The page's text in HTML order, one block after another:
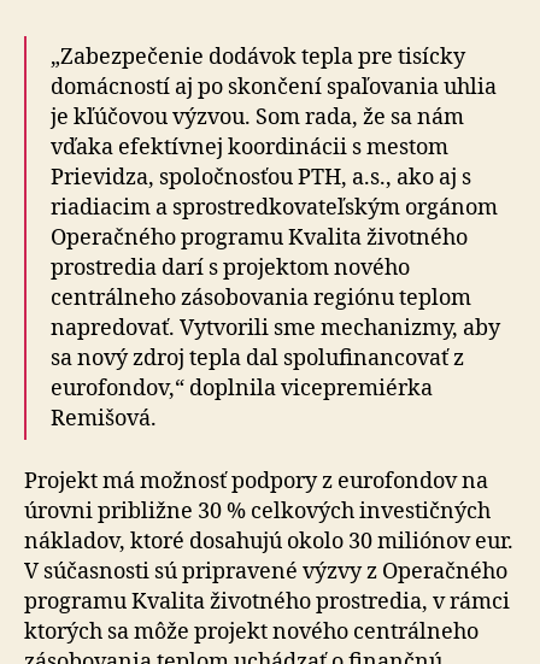
„Zabezpečenie dodávok tepla pre tisícky
domácností aj po skončení spaľovania uhlia
je kľúčovou výzvou. Som rada, že sa nám
vďaka efektívnej koordinácii s mestom
Prievidza, spoločnosťou PTH, a.s., ako aj s
riadiacim a sprostredkovateľským orgánom
Operačného programu Kvalita životného
prostredia darí s projektom nového
centrálneho zásobovania regiónu teplom
napredovať. Vytvorili sme mechanizmy, aby
sa nový zdroj tepla dal spolufinancovať z
eurofondov,“ doplnila vicepremiérka
Remišová.
Projekt má možnosť podpory z eurofondov na
úrovni približne 30 % celkových investičných
nákladov, ktoré dosahujú okolo 30 miliónov eur.
V súčasnosti sú pripravené výzvy z Operačného
programu Kvalita životného prostredia, v rámci
ktorých sa môže projekt nového centrálneho